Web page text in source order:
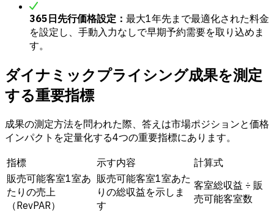
365日先行価格設定： 最大1年先まで最適化された料金
を設定し、手動入力なしで早期予約需要を取り込めま
す。
ダイナミックプライシング成果を測定
する重要指標
成果の測定方法を問われた際、答えは市場ポジションと価格
インパクトを定量化する4つの重要指標にあります。
指標 示す内容
計算式
販売可能客室1室あ
たりの売上
（RevPAR）
販売可能客室1室あた
りの総収益を示しま
す
客室総収益 ÷ 販
売可能客室数